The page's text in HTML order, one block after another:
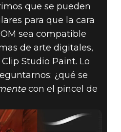
TODO
AL
DE
que se pueden
para que la cara
sea compatible
de arte digitales,
Studio Paint. Lo
¿qué se
con el pincel de